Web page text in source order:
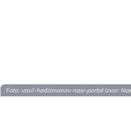
Foto: vasil-hadzimanov-naxi-portal Izvor: